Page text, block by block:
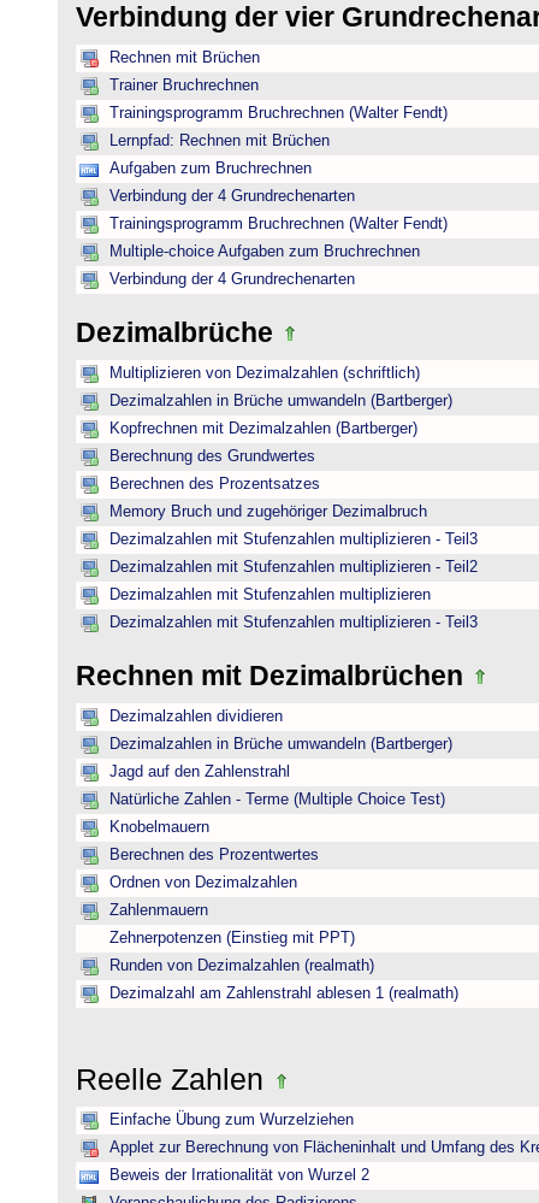
Verbindung der vier
Rechnen mit Brüchen
Trainer Bruchrechnen
Trainingsprogramm Bruchrechnen (Walter Fendt)
Lernpfad: Rechnen mit Brüchen
Aufgaben zum Bruchrechnen
Verbindung der 4 Grundrechenarten
Trainingsprogramm Bruchrechnen (Walter Fendt)
Multiple-choice Aufgaben zum Bruchrechnen
Verbindung der 4 Grundrechenarten
Dezimalbrüche
Multiplizieren von Dezimalzahlen (schriftlich)
Dezimalzahlen in Brüche umwandeln (Bartberger)
Kopfrechnen mit Dezimalzahlen (Bartberger)
Berechnung des Grundwertes
Berechnen des Prozentsatzes
Memory Bruch und zugehöriger Dezimalbruch
Dezimalzahlen mit Stufenzahlen multiplizieren - Teil3
Dezimalzahlen mit Stufenzahlen multiplizieren - Teil2
Dezimalzahlen mit Stufenzahlen multiplizieren
Dezimalzahlen mit Stufenzahlen multiplizieren - Teil3
Rechnen mit Dezimalbrüchen
Dezimalzahlen dividieren
Dezimalzahlen in Brüche umwandeln (Bartberger)
Jagd auf den Zahlenstrahl
Natürliche Zahlen - Terme (Multiple Choice Test)
Knobelmauern
Berechnen des Prozentwertes
Ordnen von Dezimalzahlen
Zahlenmauern
Zehnerpotenzen (Einstieg mit PPT)
Runden von Dezimalzahlen (realmath)
Dezimalzahl am Zahlenstrahl ablesen 1 (realmath)
Reelle Zahlen
Einfache Übung zum Wurzelziehen
Applet zur Berechnung von Flächeninhalt und Umfang des
Beweis der Irrationalität von Wurzel 2